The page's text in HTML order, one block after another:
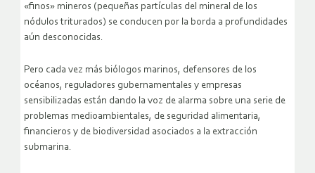
«finos» mineros (pequeñas partículas del mineral de los
nódulos triturados) se conducen por la borda a profundidades
aún desconocidas.
Pero cada vez más biólogos marinos, defensores de los
océanos, reguladores gubernamentales y empresas
sensibilizadas están dando la voz de alarma sobre una serie de
problemas medioambientales, de seguridad alimentaria,
financieros y de biodiversidad asociados a la extracción
submarina.